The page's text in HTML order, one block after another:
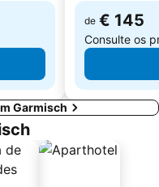
de € 145
Consulte os
Garmisch